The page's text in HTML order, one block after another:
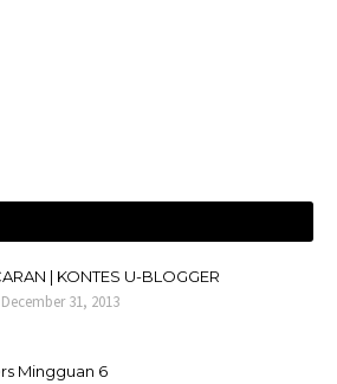
| KONTES U-BLOGGER
31, 2013
Mingguan 6